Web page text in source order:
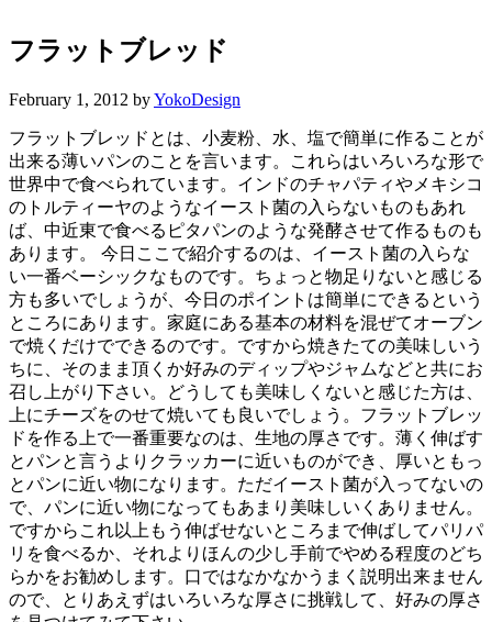
の
キ
ッ
ン
よ
り・・・
フラットブレッド
February 1, 2012 byYokoDesign
フラットブレッドとは、小麦粉、水、塩で簡単に作ることが
出来る薄いパンのことを言います。これらはいろいろな形で
世界中で食べられています。インドのチャパティやメキシコ
のトルティーヤのようなイースト菌の入らないものもあれ
ば、中近東で食べるピタパンのような発酵させて作るものも
あります。 今日ここで紹介するのは、イースト菌の入らな
い一番ベーシックなものです。ちょっと物足りないと感じる
方も多いでしょうが、今日のポイントは簡単にできるという
ところにあります。家庭にある基本の材料を混ぜてオーブン
で焼くだけでできるのです。ですから焼きたての美味しいう
ちに、そのまま頂くか好みのディップやジャムなどと共にお
召し上がり下さい。どうしても美味しくないと感じた方は、
上にチーズをのせて焼いても良いでしょう。 フラットブレッ
ドを作る上で一番重要なのは、生地の厚さです。薄く伸ばす
とパンと言うよりクラッカーに近いものができ、厚いともっ
とパンに近い物になります。ただイースト菌が入ってないの
で、パンに近い物になってもあまり美味しいくありません。
ですからこれ以上もう伸ばせないところまで伸ばしてパリパ
リを食べるか、それよりほんの少し手前でやめる程度のどち
らかをお勧めします。口ではなかなかうまく説明出来ません
ので、とりあえずはいろいろな厚さに挑戦して、好みの厚さ